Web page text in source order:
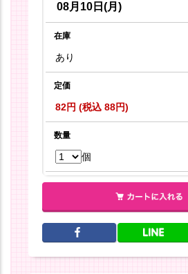
08月10日(月)
在庫
あり
定価
82円 (税込 88円)
数量
個